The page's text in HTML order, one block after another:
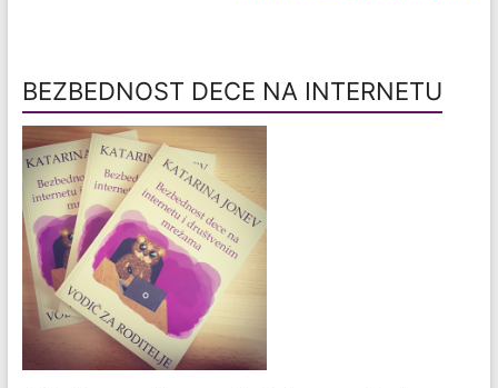
BEZBEDNOST DECE NA INTERNETU